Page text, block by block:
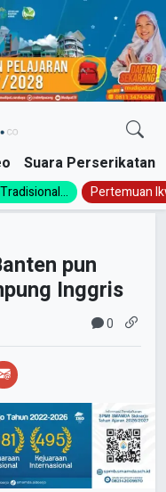
Suara Perserikatan
Pertemuan
pun
Inggris
0